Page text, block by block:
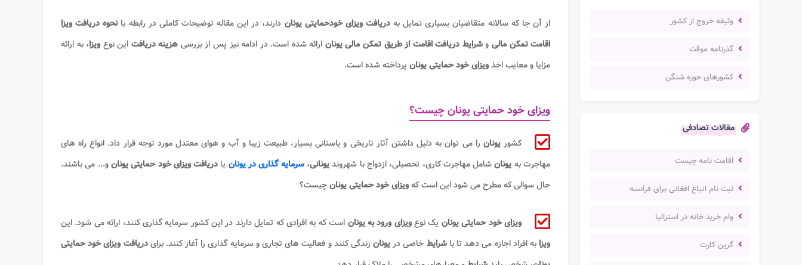
وثیقه خروج از کشور
گذرنامه موقت
کشورهای حوزه شنگن
مقالات تصادفی
اقامت نامه چیست
ثبت نام اتباع افغانی برای فرانسه
وام خرید خانه در استرالیا
گرین کارت
از آن جا که سالانه متقاضیان بسیاری تمایل بهدریافت ویزای خودحمایتی یونان دارند، در این مقاله توضیحات کاملی در رابطه بانحوه دریافت ویزا
اقامت تمکن مالی وشرایط دریافت اقامت از طریق تمکن مالی​ یونان ارائه شده است. در ادامه نیز پس از بررسی هزینه دریافت این نوع ویزا، به ارائه
مزایا و معایب اخذویزای خود حمایتی یونان پرداخته شده است.
ویزای خود حمایتی یونان چیست؟
کشوریونان را می توان به دلیل داشتن آثار تاریخی و باستانی بسیار، طبیعت زیبا و آب و هوای معتدل مورد توجه قرار داد. انواع راه های
مهاجرت به یونانشامل مهاجرت کاری، تحصیلی، ازدواج با شهروندیونانی،سرمایه گذاری در یونان یا دریافت ویزای خود حمایتی یونانو... می باشند.
حال سوالی که مطرح می شود این است کهویزای خود حمایتی یونانچیست؟
ویزای خود حمایتی یونان یک نوعویزای ورود به یونان است که به افرادی که تمایل دارند در این کشور سرمایه گذاری کنند، ارائه می شود. این
ویزابه افراد اجازه می دهد تا باشرایط خاصی دریونان زندگی کنند و فعالیت های تجاری و سرمایه گذاری را آغاز کنند. برایدریافت ویزای خود حمایتی